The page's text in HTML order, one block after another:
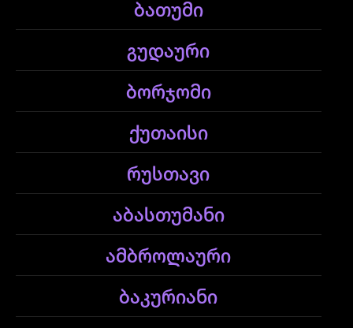
ბათუმი
გუდაური
ბორჯომი
ქუთაისი
რუსთავი
აბასთუმანი
ამბროლაური
ბაკურიანი